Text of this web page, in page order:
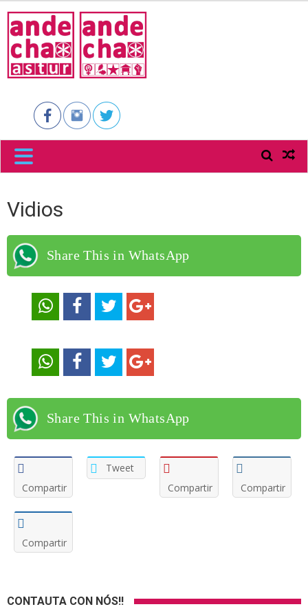
ASTUR
Vidios
Share This in WhatsApp
Share This in WhatsApp
Compartir
Tweet
Compartir
Compartir
Compartir
CONTAUTA CON NÓS!!